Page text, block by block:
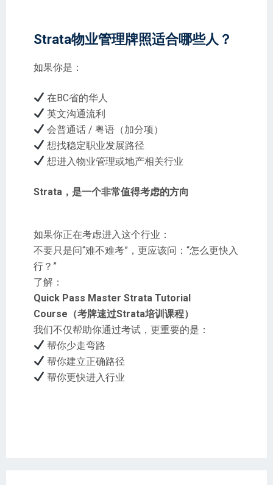
Strata物业管理牌照适合哪些人？
如果你是：
在BC省的华人
英文沟通流利
会普通话 / 粤语（加分项）
想找稳定职业发展路径
想进入物业管理或地产相关行业
Strata，是一个非常值得考虑的方向
如果你正在考虑进入这个行业：
不要只是问“难不难考”，更应该问：“怎么更快入
行？”
了解：
Quick Pass Master Strata Tutorial
Course（考牌速过Strata培训课程）
我们不仅帮助你通过考试，更重要的是：
帮你少走弯路
帮你建立正确路径
帮你更快进入行业